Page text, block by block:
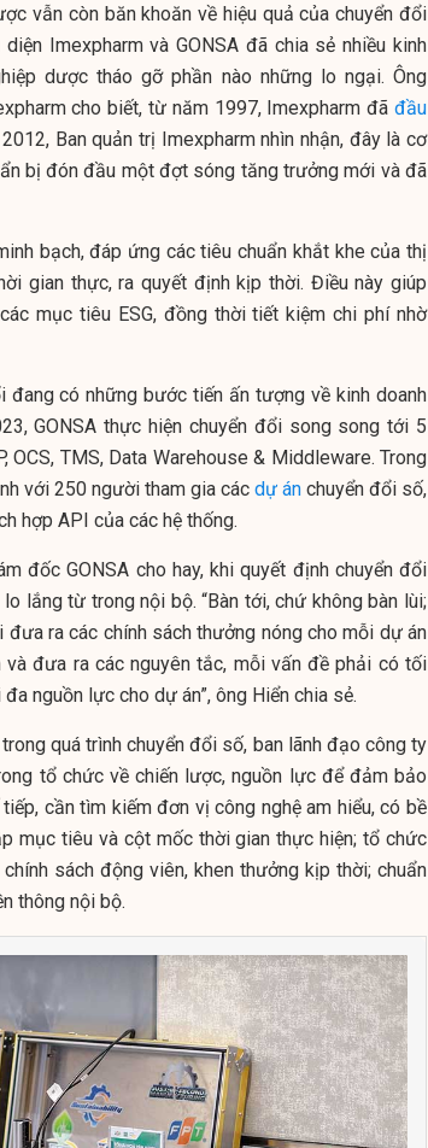
vẫn còn băn khoăn về hiệu quả của chuyển đổi
Imexpharm và GONSA đã chia sẻ nhiều kinh
dược tháo gỡ phần nào những lo ngại. Ông
cho biết, từ năm 1997, Imexpharm đã đầu
Ban quản trị Imexpharm nhìn nhận, đây là cơ
bị đón đầu một đợt sóng tăng trưởng mới và đã
bạch, đáp ứng các tiêu chuẩn khắt khe của thị
gian thực, ra quyết định kịp thời. Điều này giúp
mục tiêu ESG, đồng thời tiết kiệm chi phí nhờ
đang có những bước tiến ấn tượng về kinh doanh
GONSA thực hiện chuyển đổi song song tới 5
OCS, TMS, Data Warehouse & Middleware. Trong
với 250 người tham gia các dự án chuyển đổi số,
hợp API của các hệ thống.
đốc GONSA cho hay, khi quyết định chuyển đổi
lắng từ trong nội bộ. “Bàn tới, chứ không bàn lùi;
đưa ra các chính sách thưởng nóng cho mỗi dự án
đưa ra các nguyên tắc, mỗi vấn đề phải có tối
nguồn lực cho dự án”, ông Hiển chia sẻ.
quá trình chuyển đổi số, ban lãnh đạo công ty
tổ chức về chiến lược, nguồn lực để đảm bảo
cần tìm kiếm đơn vị công nghệ am hiểu, có bề
mục tiêu và cột mốc thời gian thực hiện; tổ chức
sách động viên, khen thưởng kịp thời; chuẩn
thông nội bộ.